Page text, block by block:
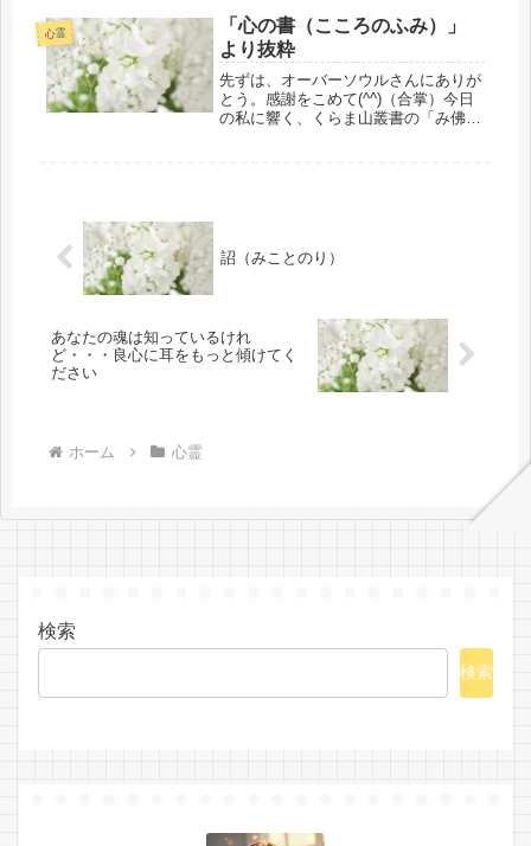
共同創造のパイプ役をされる人の波動
がより本人の自分（弥勒菩薩様）にそ
れなりに見合う波動の人でない
と・・・他にはいないのです。と、何
度もお願いされる都度・・・にわかに
は信じられない今よりもっと至らない
学徒のひとりに過ぎない私に、と、本
い私です。
時期にさしかかったときにはまるでセ
ピア色の写真のようにリアルな場面...
心霊
「心の書（こころのふみ）」
より抜粋
先ずは、オーバーソウルさんにありが
とう。感謝をこめて(^^)（合掌）今日
の私に響く、くらま山叢書の「み佛の
詔（みことのり）
あなたの魂は知っているけれ
ど・・・良心に耳をもっと傾けてく
ださい
ホーム 心霊
検索
検索